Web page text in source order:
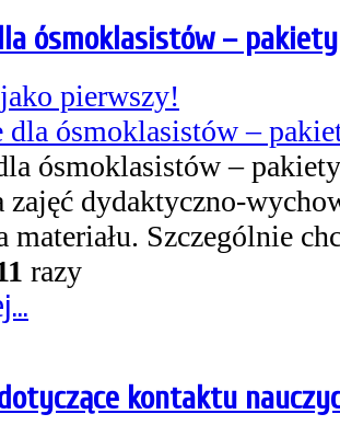
ósmoklasistów –
pierwszy!
ósmoklasistów –
zajęć dydaktyczno-
materiału. Szczególnie
razy
kontaktu